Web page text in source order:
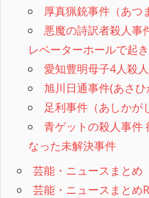
厚真猟銃事件（あつ
悪魔の詩訳者殺人事
レベーターホールで起
愛知豊明母子4人殺
旭川日通事件(あさ
足利事件（あしかが
青ゲットの殺人事件
なった未解決事件
芸能・ニュースまとめ
芸能・ニュースまとめ